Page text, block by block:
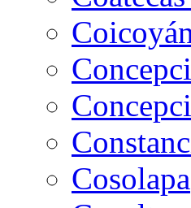
Cosolapa